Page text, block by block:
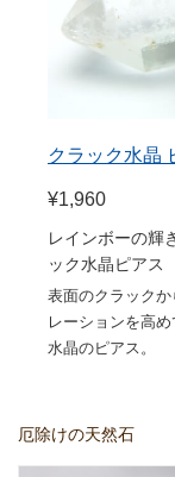
クラック水晶
¥1,960
レインボーの輝
ック水晶ピアス
表面のクラック
レーションを高
水晶のピアス。
厄除けの天然石